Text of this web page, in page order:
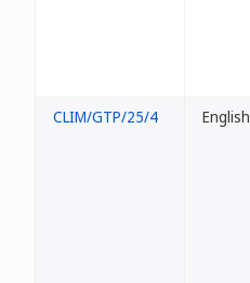
CLIM/GTP/25/4 English